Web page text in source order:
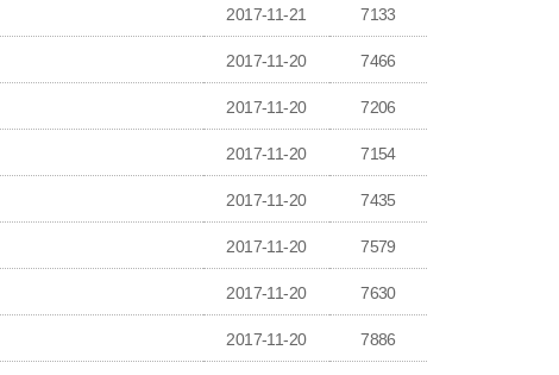
2017-11-21 7133
2017-11-20 7466
2017-11-20 7206
2017-11-20 7154
2017-11-20 7435
2017-11-20 7579
2017-11-20 7630
2017-11-20 7886